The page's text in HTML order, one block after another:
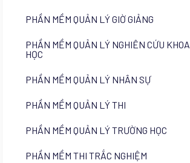
PHẦN MỀM QUẢN LÝ GIỜ GIẢNG
PHẦN MỀM QUẢN LÝ NGHIÊN CỨU KHOA
HỌC
PHẦN MỀM QUẢN LÝ NHÂN SỰ
PHẦN MỀM QUẢN LÝ THI
PHẦN MỀM QUẢN LÝ TRƯỜNG HỌC
PHẦN MỀM THI TRẮC NGHIỆM